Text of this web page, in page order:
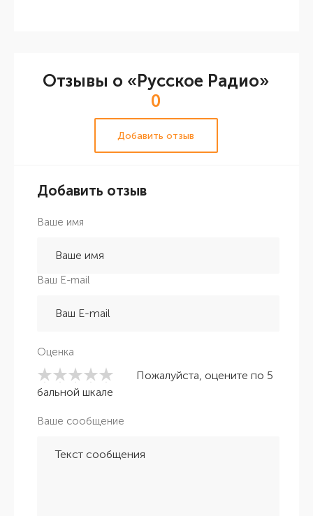
Отзывы о «Русское Радио»
0
Добавить отзыв
Добавить отзыв
Ваше имя
Ваш E-mail
Оценка
Пожалуйста, оцените по 5
бальной шкале
Ваше сообщение